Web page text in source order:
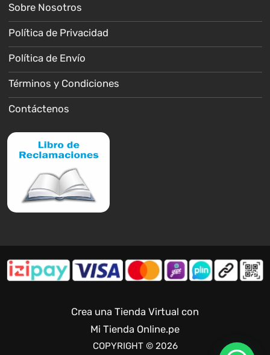
Sobre Nosotros
Política de Privacidad
Política de Envío
Términos y Condiciones
Contáctenos
Crea una Tienda Virtual con
Mi Tienda Online.pe
COPYRIGHT © 2026